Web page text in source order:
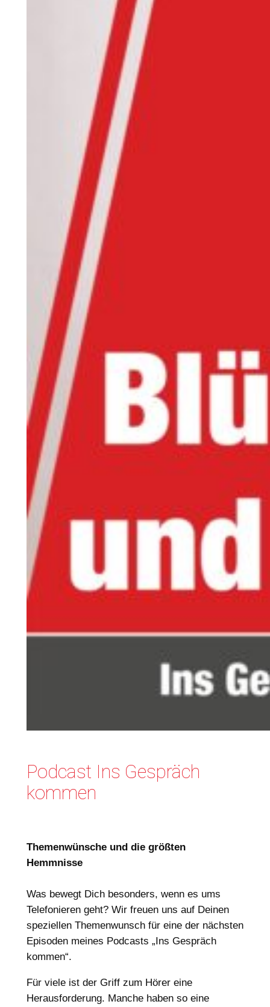
Podcast Ins Gespräch
kommen
Themenwünsche und die größten
Hemmnisse
Was bewegt Dich besonders, wenn es ums
Telefonieren geht? Wir freuen uns auf Deinen
speziellen Themenwunsch für eine der nächsten
Episoden meines Podcasts „Ins Gespräch
kommen“.
Für viele ist der Griff zum Hörer eine
Herausforderung. Manche haben so eine